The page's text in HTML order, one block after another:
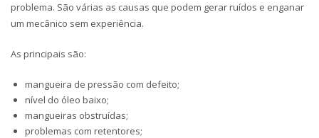
problema. São várias as causas que podem gerar ruídos e enganar
um mecânico sem experiência.
As principais são:
mangueira de pressão com defeito;
nível do óleo baixo;
mangueiras obstruídas;
problemas com retentores;